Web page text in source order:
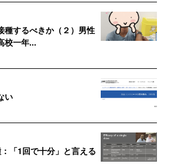
種するべきか（２）男性
校一年...
い
「1回で十分」と言える